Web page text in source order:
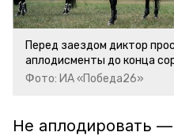
Перед заездом диктор
аплодисменты до конца
Фото: ИА «Победа26»
Не аплодировать